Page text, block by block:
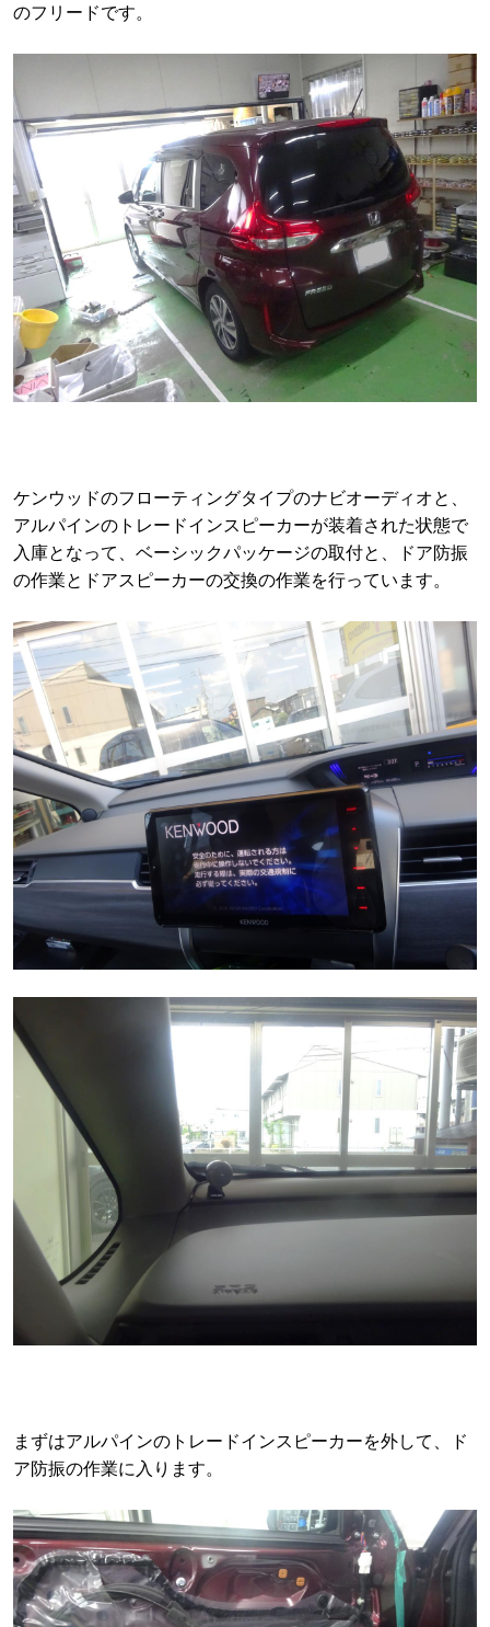
のフリードです。
ケンウッドのフローティングタイプのナビオーディオと、
アルパインのトレードインスピーカーが装着された状態で
入庫となって、ベーシックパッケージの取付と、ドア防振
の作業とドアスピーカーの交換の作業を行っています。
まずはアルパインのトレードインスピーカーを外して、ド
ア防振の作業に入ります。